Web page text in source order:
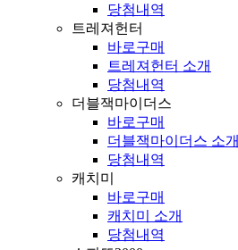
당첨내역
트레져헌터
바로구매
트레져헌터 소개
당첨내역
더블잭마이더스
바로구매
더블잭마이더스 소개
당첨내역
캐치미
바로구매
캐치미 소개
당첨내역